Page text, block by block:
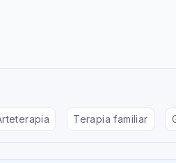
Terapia familiar